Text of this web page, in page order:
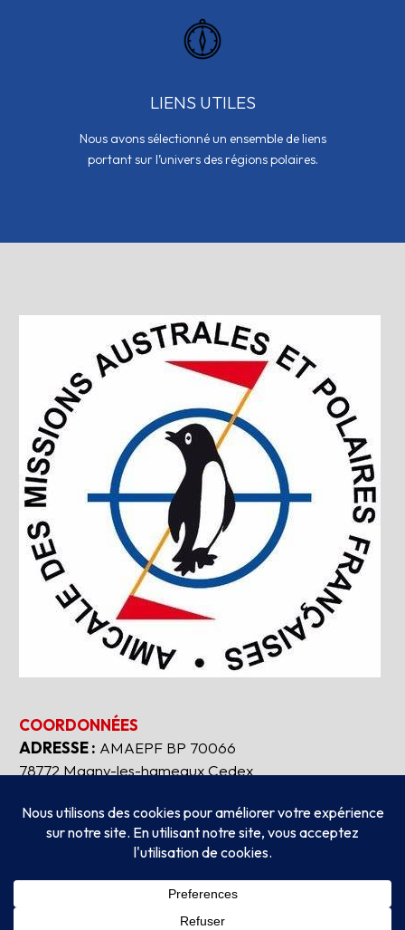
LIENS UTILES
Nous avons sélectionné un ensemble de liens
portant sur l’univers des régions polaires.
COORDONNÉES
ADRESSE : AMAEPF BP 70066
78772 Magny-les-hameaux Cedex
AUBEAUFIXE.FR